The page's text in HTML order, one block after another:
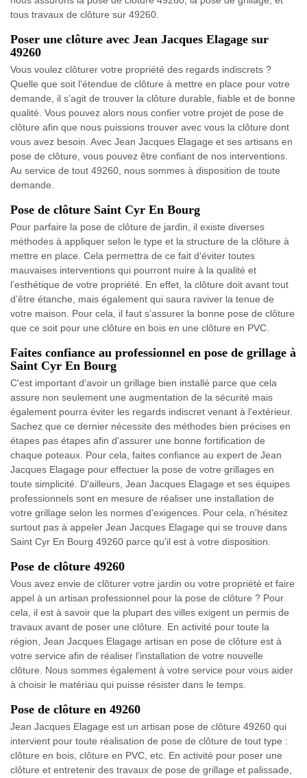
tous travaux de clôture sur 49260.
Poser une clôture avec Jean Jacques Elagage sur
49260
Vous voulez clôturer votre propriété des regards indiscrets ?
Quelle que soit l’étendue de clôture à mettre en place pour votre
demande, il s’agit de trouver la clôture durable, fiable et de bonne
qualité. Vous pouvez alors nous confier votre projet de pose de
clôture afin que nous puissions trouver avec vous la clôture dont
vous avez besoin. Avec Jean Jacques Elagage et ses artisans en
pose de clôture, vous pouvez être confiant de nos interventions.
Au service de tout 49260, nous sommes à disposition de toute
demande.
Pose de clôture Saint Cyr En Bourg
Pour parfaire la pose de clôture de jardin, il existe diverses
méthodes à appliquer selon le type et la structure de la clôture à
mettre en place. Cela permettra de ce fait d’éviter toutes
mauvaises interventions qui pourront nuire à la qualité et
l’esthétique de votre propriété. En effet, la clôture doit avant tout
d’être étanche, mais également qui saura raviver la tenue de
votre maison. Pour cela, il faut s’assurer la bonne pose de clôture
que ce soit pour une clôture en bois en une clôture en PVC.
Faites confiance au professionnel en pose de grillage à
Saint Cyr En Bourg
C'est important d'avoir un grillage bien installé parce que cela
assure non seulement une augmentation de la sécurité mais
également pourra éviter les regards indiscret venant à l'extérieur.
Sachez que ce dernier nécessite des méthodes bien précises en
étapes pas étapes afin d'assurer une bonne fortification de
chaque poteaux. Pour cela, faites confiance au expert de Jean
Jacques Elagage pour effectuer la pose de votre grillages en
toute simplicité. D'ailleurs, Jean Jacques Elagage et ses équipes
professionnels sont en mesure de réaliser une installation de
votre grillage selon les normes d'exigences. Pour cela, n'hésitez
surtout pas à appeler Jean Jacques Elagage qui se trouve dans
Saint Cyr En Bourg 49260 parce qu'il est à votre disposition.
Pose de clôture 49260
Vous avez envie de clôturer votre jardin ou votre propriété et faire
appel à un artisan professionnel pour la pose de clôture ? Pour
cela, il est à savoir que la plupart des villes exigent un permis de
travaux avant de poser une clôture. En activité pour toute la
région, Jean Jacques Elagage artisan en pose de clôture est à
votre service afin de réaliser l’installation de votre nouvelle
clôture. Nous sommes également à votre service pour vous aider
à choisir le matériau qui puisse résister dans le temps.
Pose de clôture en 49260
Jean Jacques Elagage est un artisan pose de clôture 49260 qui
intervient pour toute réalisation de pose de clôture de tout type :
clôture en bois, clôture en PVC, etc. En activité pour poser une
clôture et entretenir des travaux de pose de grillage et palissade,